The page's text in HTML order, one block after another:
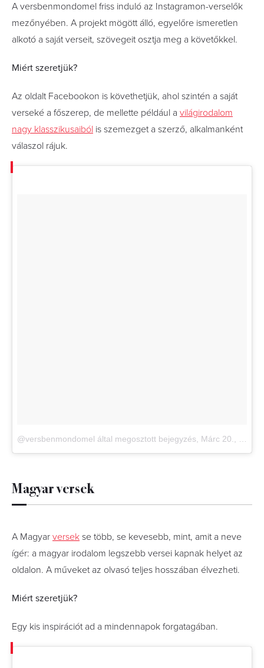
A versbenmondomel friss induló az Instagramon-verselők
mezőnyében. A projekt mögött álló, egyelőre ismeretlen
alkotó a saját verseit, szövegeit osztja meg a követőkkel.
Miért szeretjük?
Az oldalt Facebookon is követhetjük, ahol szintén a saját
verseké a főszerep, de mellette például a világirodalom
nagy klasszikusaiból is szemezget a szerző, alkalmanként
válaszol rájuk.
@versbenmondomel által megosztott bejegyzés Márc 20., 2018, időpont: 11:21 (PDT időzóna szerint)
Magyar versek
A Magyar versek se több, se kevesebb, mint, amit a neve
ígér: a magyar irodalom legszebb versei kapnak helyet az
oldalon. A műveket az olvasó teljes hosszában élvezheti.
Miért szeretjük?
Egy kis inspirációt ad a mindennapok forgatagában.